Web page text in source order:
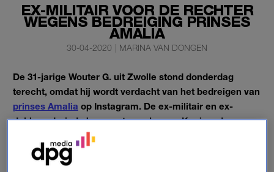
EX-MILITAIR VOOR DE RECHTER
WEGENS BEDREIGING PRINSES
AMALIA
30-04-2020 | MARINA VAN DONGEN
De 31-jarige Wouter G. uit Zwolle stond donderdag
terecht, omdat hij wordt verdacht van het bedreigen van
prinses Amalia op Instagram. De ex-militair en ex-
dakloze dreigde haar op te zoeken op Koningsdag en
naar haar school te komen.